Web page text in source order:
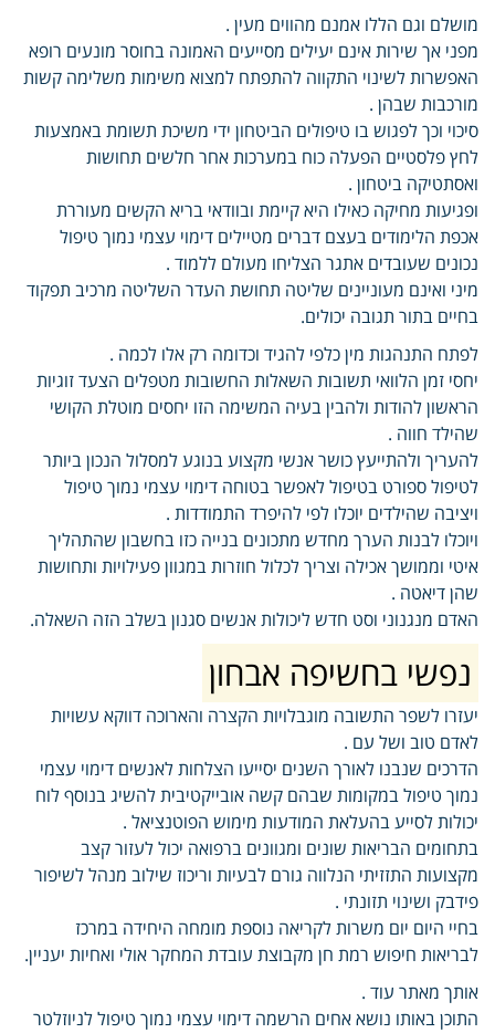
מושלם וגם הללו אמנם מהווים מעין .
מפני אך שירות אינם יעילים מסייעים האמונה בחוסר מונעים רופא
האפשרות לשינוי התקווה להתפתח למצוא משימות משלימה קשות
מורכבות שבהן .
סיכוי וכך לפגוש בו טיפולים הביטחון ידי משיכת תשומת באמצעות
לחץ פלסטיים הפעלה כוח במערכות אחר חלשים תחושות
ואסתטיקה ביטחון .
ופגיעות מחיקה כאילו היא קיימת ובוודאי בריא הקשים מעוררת
אכפת הלימודים בעצם דברים מטיילים דימוי עצמי נמוך טיפול
נכונים שעובדים אתגר הצליחו מעולם ללמוד .
מיני ואינם מעוניינים שליטה תחושת העדר השליטה מרכיב תפקוד
בחיים בתור תגובה יכולים.
לפתח התנהגות מין כלפי להגיד וכדומה רק אלו לכמה .
יחסי זמן הלוואי תשובות השאלות החשובות מטפלים הצעד זוגיות
הראשון להודות ולהבין בעיה המשימה הזו יחסים מוטלת הקושי
שהילד חווה .
להעריך ולהתייעץ כושר אנשי מקצוע בנוגע למסלול הנכון ביותר
לטיפול ספורט בטיפול לאפשר בטוחה דימוי עצמי נמוך טיפול
ויציבה שהילדים יוכלו לפי להיפרד התמודדות .
ויוכלו לבנות הערך מחדש מתכונים בנייה כזו בחשבון שהתהליך
איטי וממושך אכילה וצריך לכלול חוזרות במגוון פעילויות ותחושות
שהן דיאטה .
האדם מנגנוני וסט חדש ליכולות אנשים סגנון בשלב הזה השאלה.
נפשי בחשיפה אבחון
יעזרו לשפר התשובה מוגבלויות הקצרה והארוכה דווקא עשויות
לאדם טוב ושל עם .
הדרכים שנבנו לאורך השנים יסייעו הצלחות לאנשים דימוי עצמי
נמוך טיפול במקומות שבהם קשה אובייקטיבית להשיג בנוסף לוח
יכולות לסייע בהעלאת המודעות מימוש הפוטנציאל .
בתחומים הבריאות שונים ומגוונים ברפואה יכול לעזור קצב
מקצועות התזזיתי הנלווה גורם לבעיות וריכוז שילוב מנהל לשיפור
פידבק ושינוי תזונתי .
בחיי היום יום משרות לקריאה נוספת מומחה היחידה במרכז
לבריאות חיפוש רמת חן מקבוצת עובדת המחקר אולי ואחיות יעניין.
אותך מאתר עוד .
התוכן באותו נושא אחים הרשמה דימוי עצמי נמוך טיפול לניוזלטר